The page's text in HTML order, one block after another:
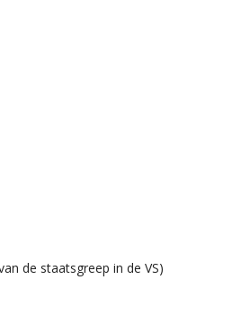
de staatsgreep in de VS)